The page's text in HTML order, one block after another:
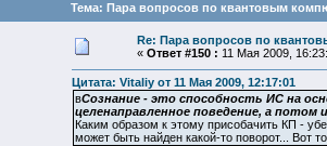
Тема: Пара вопросов по квантовым
Re: Пара вопросов по
« Ответ #150 : 11 Мая 2009,
Цитата: Vitaliy от 11 Мая 2009, 12:17:01
вСознание - это способность ИС на
целенаправленное поведение, а
Каким образом к этому присобачить КП -
может быть найден какой-то поворот... Вот